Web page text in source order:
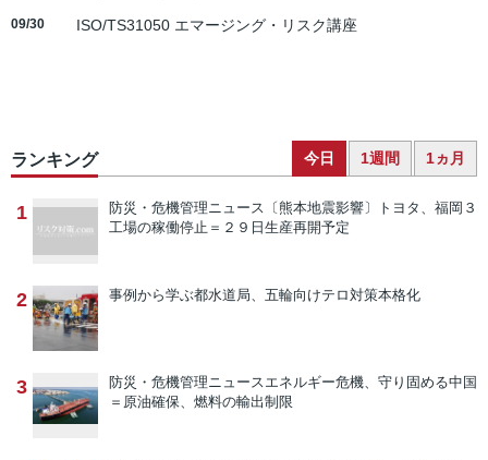
09/30 ISO/TS31050 エマージング・リスク講座
ランキング 今日 1週間 1ヵ月
1 防災・危機管理ニュース 〔熊本地震影響〕トヨタ、福岡３
工場の稼働停止＝２９日生産再開予定
2 事例から学ぶ都水道局、五輪向けテロ対策本格化
3 防災・危機管理ニュースエネルギー危機、守り固める中国
＝原油確保、燃料の輸出制限